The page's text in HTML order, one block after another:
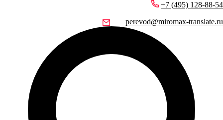
+7 (495) 128-88-54
perevod@miromax-translate.ru